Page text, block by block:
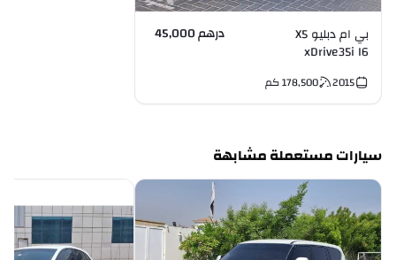
بي ام دبليو X5
xDrive35i I6
درهم 45,000
2015
178,500 كم
سيارات مستعملة مشابهة